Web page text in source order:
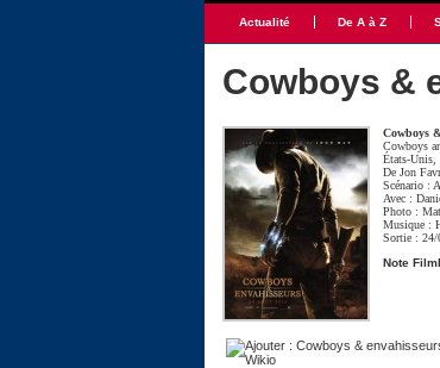
Actualité De A à Z
Cowboys &
Cowboys
Cowboys
États-Unis,
DeJon
Scénario :
Avec :
Photo :
Musique :
Sortie : 24/
Note